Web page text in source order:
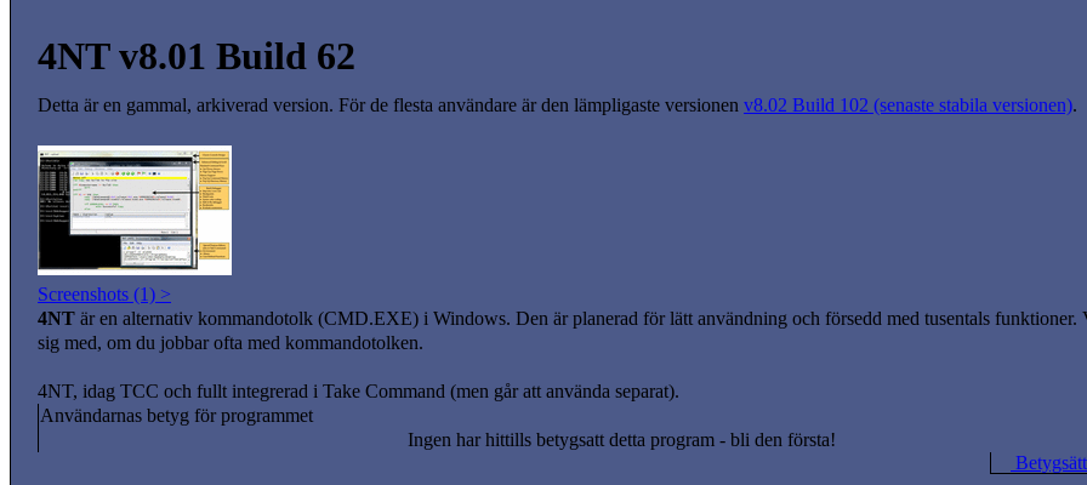
4NT v8.01 Build 62
Detta är en gammal, arkiverad version. För de flesta användare är den lämpligaste versionen v8.02 Build 102 (senaste stabila versionen).
Screenshots (1) >
4NT är en alternativ kommandotolk (CMD.EXE) i Windows. Den är planerad för lätt användning och försedd med tusentals funktioner.
sig med, om du jobbar ofta med kommandotolken.
4NT, idag TCC och fullt integrerad i Take Command (men går att använda separat).
Användarnas betyg för programmet
Ingen har hittills betygsatt detta program - bli den första!